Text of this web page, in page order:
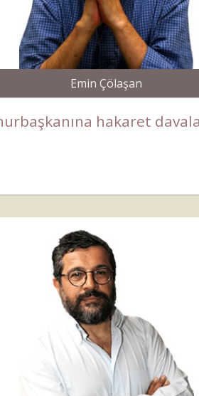
Emin Çölaşan
hakaret